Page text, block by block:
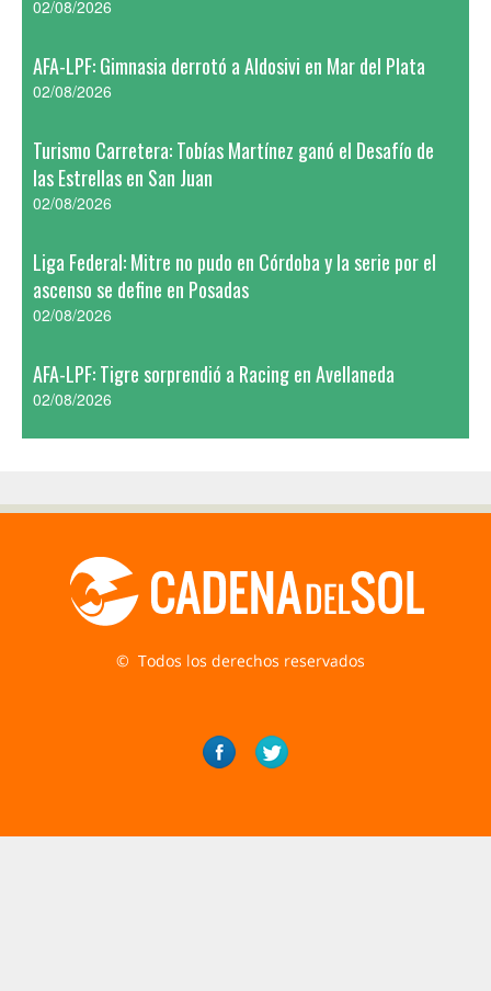
02/08/2026
AFA-LPF: Gimnasia derrotó a Aldosivi en Mar del Plata
02/08/2026
Turismo Carretera: Tobías Martínez ganó el Desafío de
las Estrellas en San Juan
02/08/2026
Liga Federal: Mitre no pudo en Córdoba y la serie por el
ascenso se define en Posadas
02/08/2026
AFA-LPF: Tigre sorprendió a Racing en Avellaneda
02/08/2026